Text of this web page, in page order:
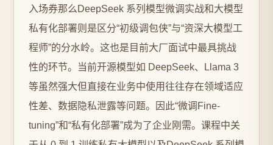
入场券那么DeepSeek 系列模型微调实战和大模型
私有化部署则是区分“初级调包侠”与“资深大模型工
程师”的分水岭。这也是目前大厂面试中最具挑战
性的环节。当前开源模型如 DeepSeek、Llama 3
等虽然强大但直接在业务中使用往往存在领域适应
性差、数据隐私泄露等问题。因此“微调Fine-
tuning”和“私有化部署”成为了企业刚需。课程中关